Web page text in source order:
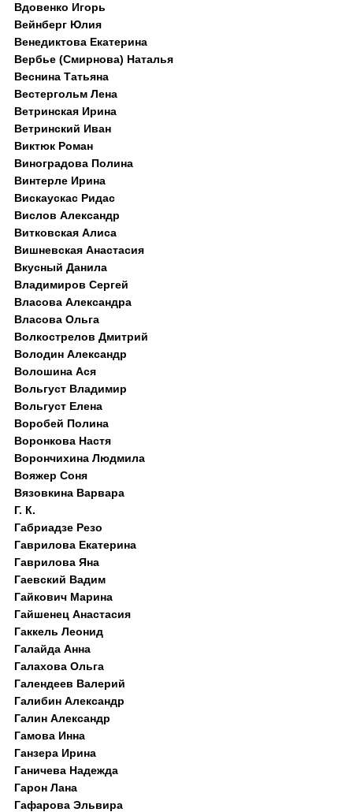
Вдовенко Игорь
Вейнберг Юлия
Венедиктова Екатерина
Вербье (Смирнова) Наталья
Веснина Татьяна
Вестергольм Лена
Ветринская Ирина
Ветринский Иван
Виктюк Роман
Виноградова Полина
Винтерле Ирина
Вискаускас Ридас
Вислов Александр
Витковская Алиса
Вишневская Анастасия
Вкусный Данила
Владимиров Сергей
Власова Александра
Власова Ольга
Волкострелов Дмитрий
Володин Александр
Волошина Ася
Вольгуст Владимир
Вольгуст Елена
Воробей Полина
Воронкова Настя
Ворончихина Людмила
Вояжер Соня
Вязовкина Варвара
Г. К.
Габриадзе Резо
Гаврилова Екатерина
Гаврилова Яна
Гаевский Вадим
Гайкович Марина
Гайшенец Анастасия
Гаккель Леонид
Галайда Анна
Галахова Ольга
Галендеев Валерий
Галибин Александр
Галин Александр
Гамова Инна
Ганзера Ирина
Ганичева Надежда
Гарон Лана
Гафарова Эльвира